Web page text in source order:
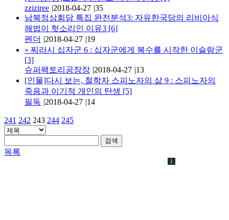
zziziree |2018-04-27 |35
남북정상회담 특집 완전분석3: 자유한국당의 리비아식
해법이 헛소리인 이유3 [6]
펜더 |2018-04-27 |19
» 찌라시 십자군 6 : 십자군에게 복수를 시작한 이슬람군
[3]
슈퍼팩토리공장장 |2018-04-27 |13
[인물]다시 보는, 철학자 스피노자의 삶 9 : 스피노자의
죽음과 이기적 개인의 탄생 [5]
필독 |2018-04-27 |14
241 242 243 244 245
검색
목록